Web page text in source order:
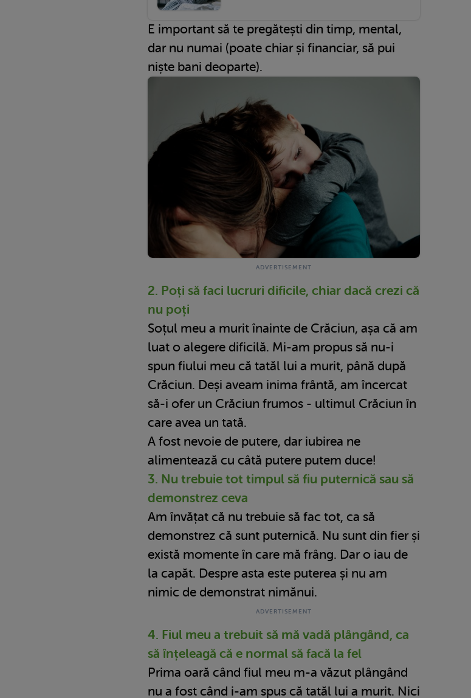
E important să te pregătești din timp, mental,
dar nu numai (poate chiar și financiar, să pui
niște bani deoparte).
2. Poți să faci lucruri dificile, chiar dacă crezi că
nu poți
Soțul meu a murit înainte de Crăciun, așa că am
luat o alegere dificilă. Mi-am propus să nu-i
spun fiului meu că tatăl lui a murit, până după
Crăciun. Deși aveam inima frântă, am încercat
să-i ofer un Crăciun frumos - ultimul Crăciun în
care avea un tată.
A fost nevoie de putere, dar iubirea ne
alimentează cu câtă putere putem duce!
3. Nu trebuie tot timpul să fiu puternică sau să
demonstrez ceva
Am învățat că nu trebuie să fac tot, ca să
demonstrez că sunt puternică. Nu sunt din fier și
există momente în care mă frâng. Dar o iau de
la capăt. Despre asta este puterea și nu am
nimic de demonstrat nimănui.
4. Fiul meu a trebuit să mă vadă plângând, ca
să înțeleagă că e normal să facă la fel
Prima oară când fiul meu m-a văzut plângând
nu a fost când i-am spus că tatăl lui a murit. Nici